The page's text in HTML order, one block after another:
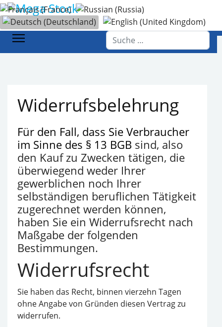
Sprache auswählen
Suchen
Startseite Widerrufsbelehrung
Widerrufsbelehrung
Für den Fall, dass Sie Verbraucher
im Sinne des § 13 BGB sind, also
den Kauf zu Zwecken tätigen, die
überwiegend weder Ihrer
gewerblichen noch Ihrer
selbständigen beruflichen Tätigkeit
zugerechnet werden können,
haben Sie ein Widerrufsrecht nach
Maßgabe der folgenden
Bestimmungen.
Widerrufsrecht
Sie haben das Recht, binnen vierzehn Tagen
ohne Angabe von Gründen diesen Vertrag zu
widerrufen.